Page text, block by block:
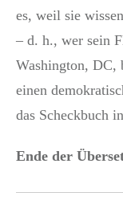
es, weil sie
– d. h., wer sein
Washington, DC,
einen
das Scheckbuch
Ende der